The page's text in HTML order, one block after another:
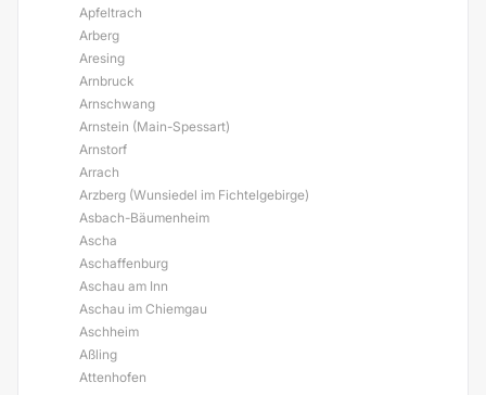
Apfeltrach
Arberg
Aresing
Arnbruck
Arnschwang
Arnstein (Main-Spessart)
Arnstorf
Arrach
Arzberg (Wunsiedel im Fichtelgebirge)
Asbach-Bäumenheim
Ascha
Aschaffenburg
Aschau am Inn
Aschau im Chiemgau
Aschheim
Aßling
Attenhofen